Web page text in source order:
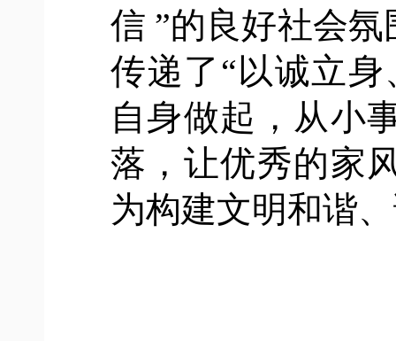
信 ”的良好社会
传递了“以诚立
自身做起，从小
落，让优秀的家
为构建文明和谐